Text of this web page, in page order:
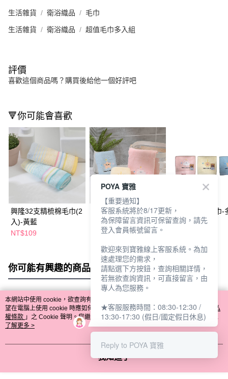
生活雜貨 衛浴織品 毛巾
生活雜貨 衛浴織品 超值毛巾多入組
評價
喜歡這個商品嗎？購買後給他一個好評吧
🔻你可能會喜歡
興隆32支精梳棉毛巾(2
入)-黃藍
NT$109
精梳棉繡花毛巾-多款
任選
NT$139
精梳棉繡花方巾-
任選
你可能有興趣的商品 全站排行
熱門標籤
本網站中使用 cookie，欲查詢有關本網站使用 cookie 方式之詳情，及若您不希
望在電腦上使用 cookie 時應如何變更電腦的 cookie 設定，請參閱本網站「
隱私
權條款 」之 Cookie 聲明。您繼續使用本網站即表示您同意本公司得按本網站使
用條款之 Cookie 聲明使用 cookie。
了解更多 >
我知道了
POYA 寶雅
【重要通知】
客服系統將於8/17更新，
為保障留言資訊可保留查詢，請先
登入會員帳號留言。
歡迎來到寶雅線上客服系統。為加
速處理您的需求，
請點選下方按鈕，查詢相關詳情，
若無欲查詢資訊，可直接留言，由
專人為您服務。
★客服服務時間：08:30-12:30 /
13:30-17:30 (假日/國定假日休息)
Reply to POYA 寶雅